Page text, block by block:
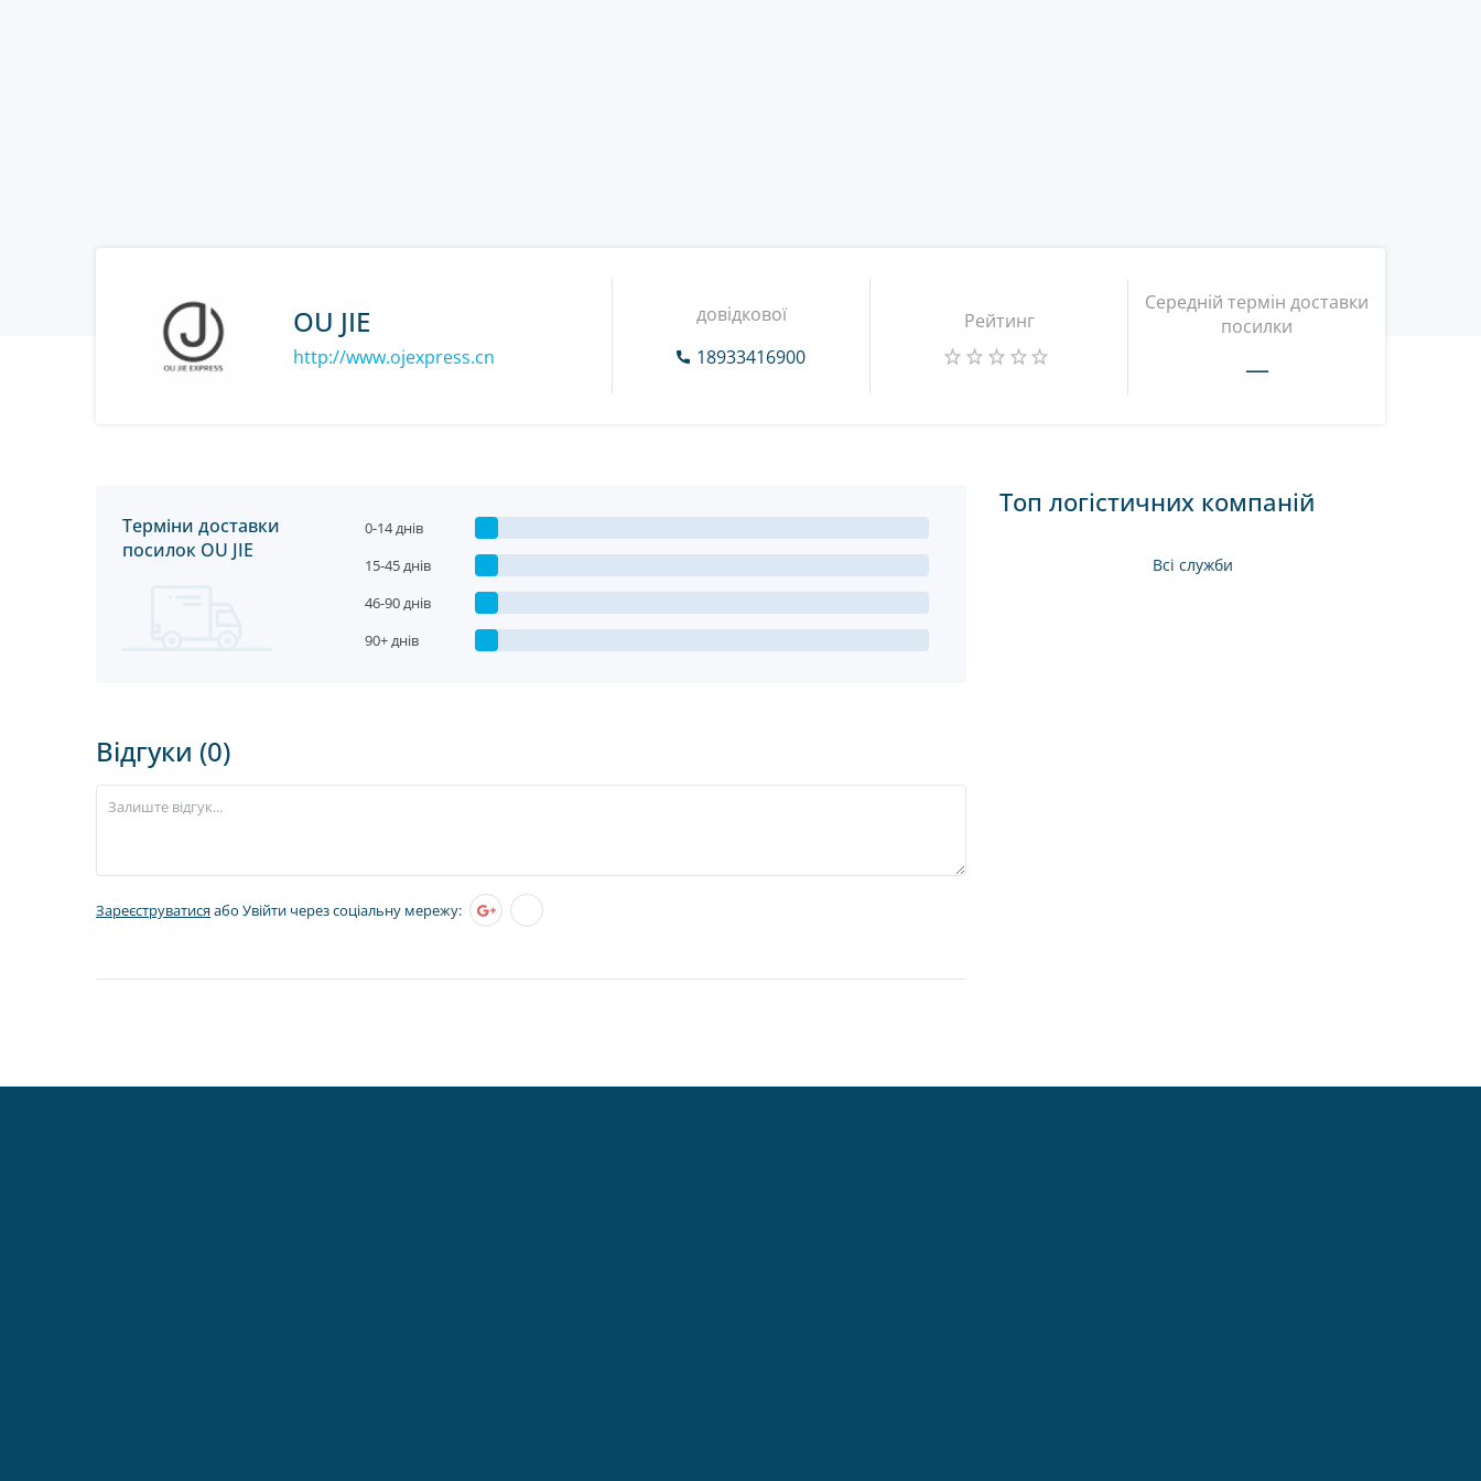
OU JIE
http://www.ojexpress.cn
довідкової
18933416900
Рейтинг
Середній термін доставки
посилки
—
Терміни доставки
посилок OU JIE
0-14 днів
15-45 днів
46-90 днів
90+ днів
Відгуки (0)
Зареєструватисяабо Увійти через соціальну мережу:
Топ логістичних компаній
Всі служби